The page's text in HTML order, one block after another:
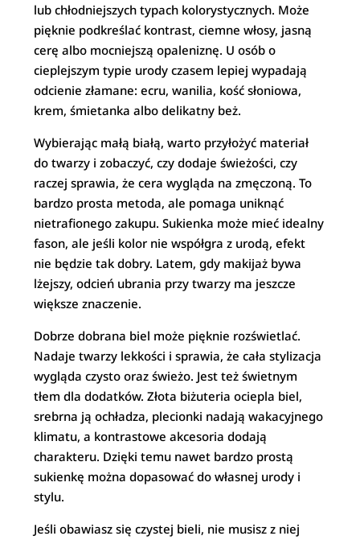
lub chłodniejszych typach kolorystycznych. Może
pięknie podkreślać kontrast, ciemne włosy, jasną
cerę albo mocniejszą opaleniznę. U osób o
cieplejszym typie urody czasem lepiej wypadają
odcienie złamane: ecru, wanilia, kość słoniowa,
krem, śmietanka albo delikatny beż.
Wybierając małą białą, warto przyłożyć materiał
do twarzy i zobaczyć, czy dodaje świeżości, czy
raczej sprawia, że cera wygląda na zmęczoną. To
bardzo prosta metoda, ale pomaga uniknąć
nietrafionego zakupu. Sukienka może mieć idealny
fason, ale jeśli kolor nie współgra z urodą, efekt
nie będzie tak dobry. Latem, gdy makijaż bywa
lżejszy, odcień ubrania przy twarzy ma jeszcze
większe znaczenie.
Dobrze dobrana biel może pięknie rozświetlać.
Nadaje twarzy lekkości i sprawia, że cała stylizacja
wygląda czysto oraz świeżo. Jest też świetnym
tłem dla dodatków. Złota biżuteria ociepla biel,
srebrna ją ochładza, plecionki nadają wakacyjnego
klimatu, a kontrastowe akcesoria dodają
charakteru. Dzięki temu nawet bardzo prostą
sukienkę można dopasować do własnej urody i
stylu.
Jeśli obawiasz się czystej bieli, nie musisz z niej